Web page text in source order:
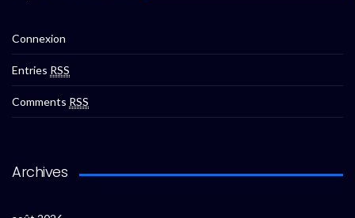
Connexion
Entries RSS
Comments RSS
Archives